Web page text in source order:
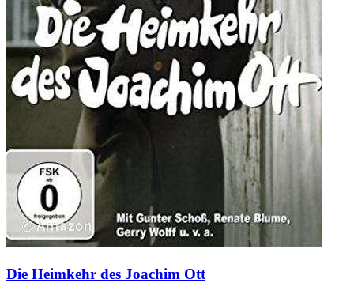
Die Heimkehr des Joachim Ott